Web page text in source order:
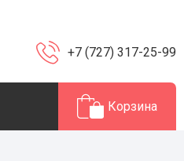
+7 (727) 317-25-99
Корзина